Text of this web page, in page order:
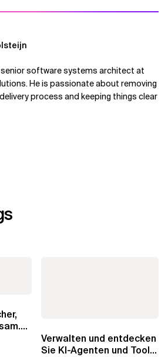
senior software systems architect at
He is passionate about removing
process and keeping things clear
Verwalten und entdecken
Sie KI-Agenten und Tools